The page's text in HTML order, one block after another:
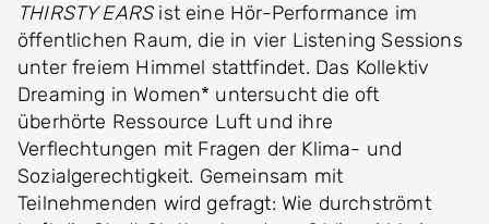
THIRSTY EARS ist eine Hör-Performance im
öffentlichen Raum, die in vier Listening Sessions
unter freiem Himmel stattfindet. Das Kollektiv
Dreaming in Women* untersucht die oft
überhörte Ressource Luft und ihre
Verflechtungen mit Fragen der Klima- und
Sozialgerechtigkeit. Gemeinsam mit
Teilnehmenden wird gefragt: Wie durchströmt